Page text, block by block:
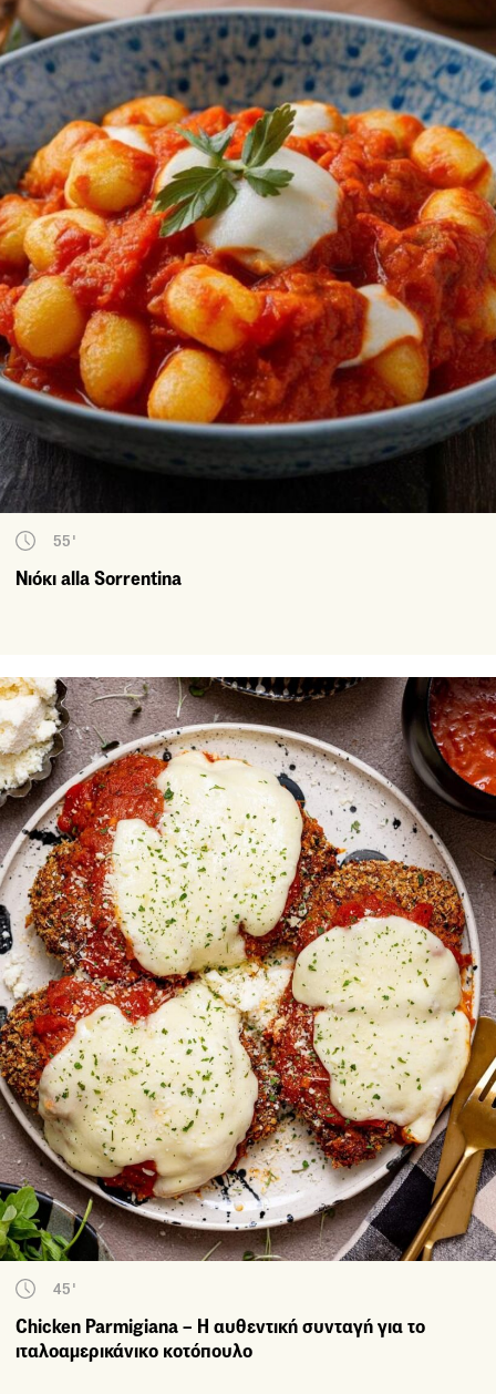
55'
Νιόκι alla Sorrentina
45'
Chicken Parmigiana – Η αυθεντική συνταγή για το
ιταλοαμερικάνικο κοτόπουλο